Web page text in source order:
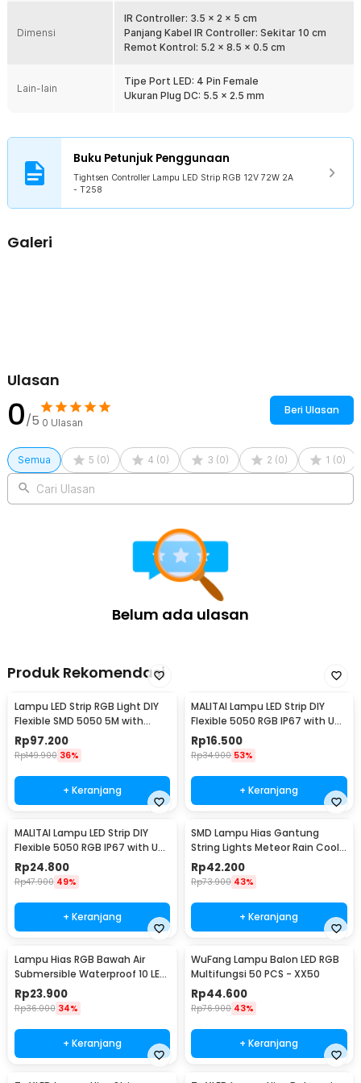
Rincian yang Anda dapatkan untuk pembelian produk ini:
1 x Tightsen Controller Lampu LED Strip RGB 12V 72W 2A - T258
1 x Baterai CR2025 (Sudah Termasuk dan Terpasang)
Dimensi
IR Controller: 3.5 x 2 x 5 cm
Panjang Kabel IR Controller: Sekitar 10 cm
Remot Kontrol: 5.2 x 8.5 x 0.5 cm
Lain-lain
Tipe Port LED: 4 Pin Female
Ukuran Plug DC: 5.5 x 2.5 mm
Buku Petunjuk Penggunaan
Tightsen Controller Lampu LED Strip RGB 12V 72W 2A
- T258
Galeri
Ulasan
0/5 0 Ulasan
Beri Ulasan
Semua 5 (0) 4 (0) 3 (0) 2 (0) 1 (0)
Cari Ulasan
Belum ada ulasan
Produk Rekomendasi
Lampu LED Strip RGB Light DIY
Flexible SMD 5050 5M with
Remote
Rp97.200
Rp149.900 36%
+ Keranjang
MALITAI Lampu LED Strip DIY
Flexible 5050 RGB IP67 with USB
Controller 1M - SMD2835
Rp16.500
Rp34.900 53%
+ Keranjang
MALITAI Lampu LED Strip DIY
Flexible 5050 RGB IP67 with USB
Controller 2M - SMD2835
Rp24.800
Rp47.900 49%
+ Keranjang
SMD Lampu Hias Gantung
String Lights Meteor Rain Cool
White 30cm 8 PCS
Rp42.200
Rp73.900 43%
+ Keranjang
Lampu Hias RGB Bawah Air
Submersible Waterproof 10 LED
with Remote - 13017
Rp23.900
Rp36.000 34%
+ Keranjang
WuFang Lampu Balon LED RGB
Multifungsi 50 PCS - XX50
Rp44.600
Rp76.900 43%
+ Keranjang